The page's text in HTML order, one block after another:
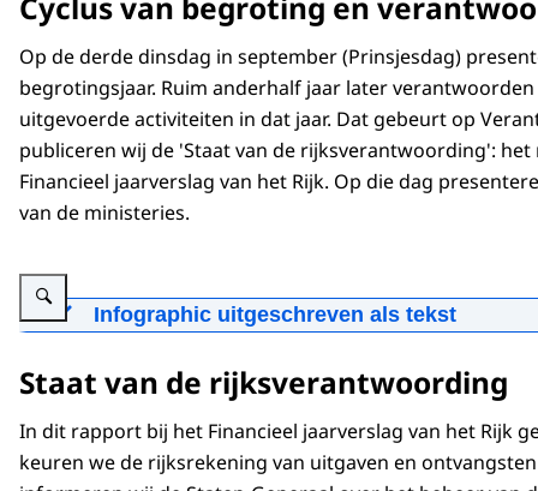
Tekst: Elk jaar ontvangt de Rijksoverheid vele
Beeld: Onder in beeld zien we een gebouw in
gebouw.
Tekst: en geeft vele miljarden uit.
Beeld: We zien een gebouw links boven in beeld
naar een icoon van muntjes. Rechts van de
zinnig, zuinig en zorgvuldig heeft gedaan.
‘Verantwoordingsdag’. Onder in beeld
Tekst: Dat gaat als volgt:
Op de derde dinsdag in september (Prinsjesdag)
begrotingsjaar. Ruim anderhalf jaar later
uitgevoerde activiteiten in dat jaar. Dat gebeurt op
publiceren wij de 'Staat van de rijksverantwoording':
Financieel jaarverslag van het Rijk. Op die dag
van de ministeries.
Vergroot afbeelding Infographic: Zie de onderstaande tekst voor informatie
Infographic uitgeschreven als tekst
een voorbeeld. Deze cyclus duurt anderhalf jaar.
In 2019, op de derde dinsdag van september
de ontwerpbegrotingen van de ministeries aan
Staat van de rijksverantwoording
In dit rapport bij het Financieel jaarverslag van het Rijk
keuren we de rijksrekening van uitgaven en